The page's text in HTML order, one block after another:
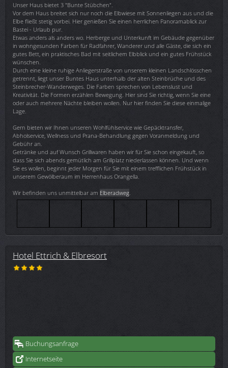
Unser Haus bietet 3 "Bunte Stübchen".
Vor dem Haus breitet sich nur noch die Elbwiese mit Sonnenliegen aus und die
Elbe fließt stetig vorbei. Hier genießen Sie einen herrlichen Panoramablick zur
Bastei - Urlaub pur.
Etwas anders als anders wo. Herberge und Unterkunft im Gebäude gegenüber
in wohngesunden Farben für Radfahrer, Wanderer und alle Gäste, die sich ein
gutes Bett, ein praktisches Bad mit seitlichem Elbblick und ein gutes Frühstück
wünschen.
Durch eine kleine ruhige Anliegerstraße von unserem kleinen Landschlösschen
getrennt, liegt unser Buntes Haus unterhalb der alten Steinbrüche und des
Steinbrecher-Wanderweges. Die Farben sprechen von Lebenslust und
Kreativität. Die Formen erzählen Bewegung. Hier sind Sie richtig, wenn Sie eine
oder auch mehrere Nächte bleiben wollen. Nur hier finden Sie diese einmalige
Lage.
Gern bieten wir Ihnen unseren Wohlfühlservice wie Gepäcktransfer,
Abholservice, Wellness und Prana-Behandlung gegen Voranmeldung und
Gebühr an.
Getränke und auf Wunsch Grillwaren haben wir für Sie schon eingekauft, so
dass Sie sich abends gemütlich am Grillplatz niederlassen können. Und wenn
Sie es wollen, beginnt jeder Morgen für Sie mit einem trefflichen Frühstück in
unserem Gewölberaum im Herrenhaus Orangella.
Wir befinden uns unmittelbar am Elberadweg
Hotel Ettrich & Elbresort
Buchungsanfrage
Internetseite